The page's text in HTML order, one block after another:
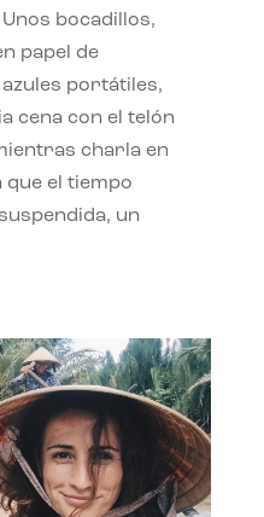
bocadillos,
papel de
portátiles,
cena con el telón
charla en
el tiempo
un